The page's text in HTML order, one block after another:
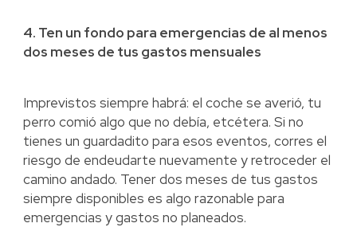
4. Ten un fondo para emergencias de al menos
dos meses de tus gastos mensuales
Imprevistos siempre habrá: el coche se averió, tu
perro comió algo que no debía, etcétera. Si no
tienes un guardadito para esos eventos, corres el
riesgo de endeudarte nuevamente y retroceder el
camino andado. Tener dos meses de tus gastos
siempre disponibles es algo razonable para
emergencias y gastos no planeados.